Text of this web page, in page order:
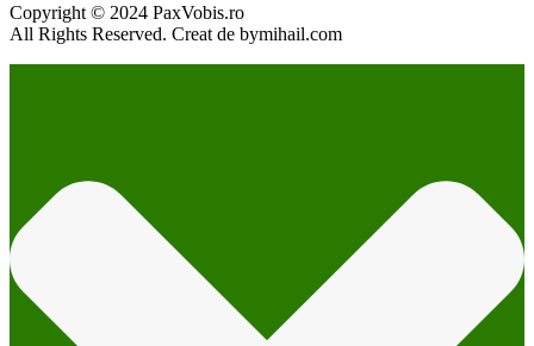
Copyright © 2024 PaxVobis.ro
All Rights Reserved. Creat de bymihail.com